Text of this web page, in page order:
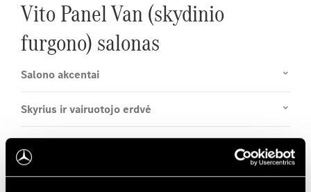
Vito Panel Van (skydinio
furgono) salonas
Salono akcentai
Skyrius ir vairuotojo erdvė